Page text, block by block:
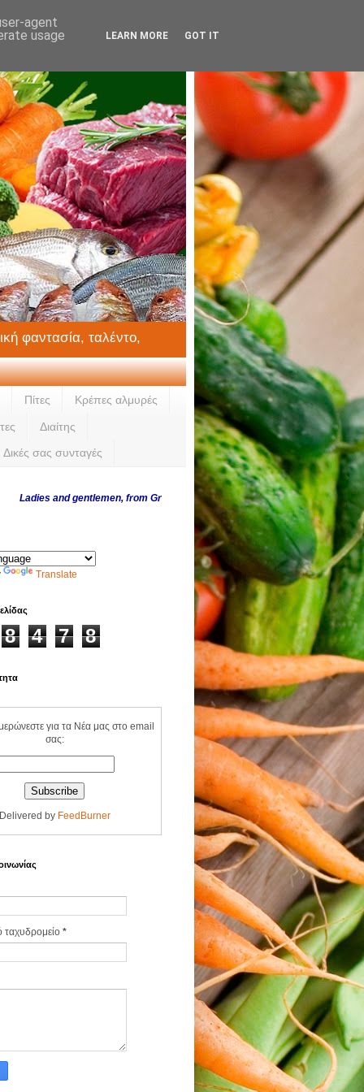
φαντασία, ταλέντο,
Πίτες Κρέπες αλμυρές
Διαίτης
Δικές σας συνταγές
and gentlemen, from Greece and abroad, thank you for visiting us every day
Translate
8 4 7 8
για τα Νέα μας στο email
σας:
by FeedBurner
ταχυδρομείο *
agent
usage
LEARN MORE GOT IT